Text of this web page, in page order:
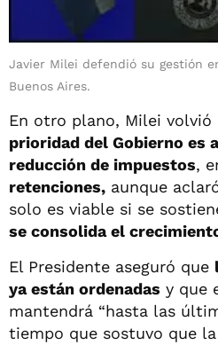
Javier Milei defendió su gestión
Buenos Aires.
En otro plano, Milei volvió
prioridad del Gobierno es
reducción de impuestos,
retenciones, aunque
solo es viable si se
se consolida el
El Presidente aseguró que
ya están ordenadas y que
mantendrá “hasta las
tiempo que sostuvo que